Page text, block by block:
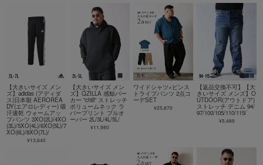
【大きいサイズ メン
ズ】adidas (アディダ
ス)日本製 AEROREA
DY(エアロレディー) 吸
汗速乾 ウォームアッ
プパンツ 3XO(2L)/4XO
(3L)/5XO(4L)/6XO(5L)/7
XO(6L)/8XO(7L)/
¥13,640
【大きいサイズ メン
ズ】QZILLA 感鯨パー
カー "chill" ストレッチ
ボリュームネック ラ
バープリント プルオ
ーバー 2L/3L/4L/5L/
¥11,980
ワイドシャツ×ピンス
トライプパンツ 2点コ
ーデSET
¥25,870
【返品交換不可】【大
きいサイズ メンズ】O
UTDOOR(アウトドア)
ストレッチ デニム 94/
97/100/105/110/115/
¥5,489